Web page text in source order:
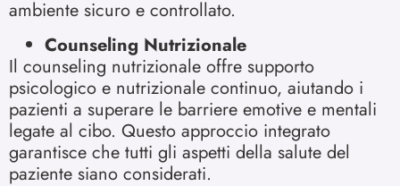
ambiente sicuro e controllato.
Counseling Nutrizionale
Il counseling nutrizionale offre supporto
psicologico e nutrizionale continuo, aiutando i
pazienti a superare le barriere emotive e mentali
legate al cibo. Questo approccio integrato
garantisce che tutti gli aspetti della salute del
paziente siano considerati.